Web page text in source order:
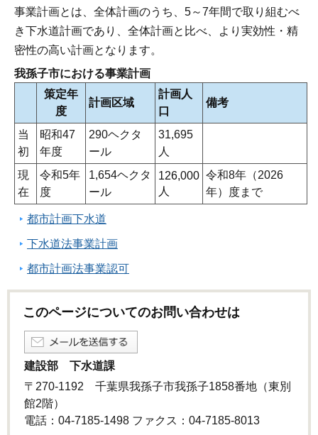
事業計画とは、全体計画のうち、5～7年間で取り組むべ
き下水道計画であり、全体計画と比べ、より実効性・精
密性の高い計画となります。
我孫子市における事業計画
策定年
度
計画区域
計画人
口
備考
当
初
昭和47
年度
290ヘクタ
ール
31,695
人
現
在
令和5年
度
1,654ヘクタ
ール
126,000
人
令和8年（2026
年）度まで
都市計画下水道
下水道法事業計画
都市計画法事業認可
このページについてのお問い合わせは
建設部 下水道課
〒270-1192 千葉県我孫子市我孫子1858番地（東別
館2階）
電話：04-7185-1498 ファクス：04-7185-8013